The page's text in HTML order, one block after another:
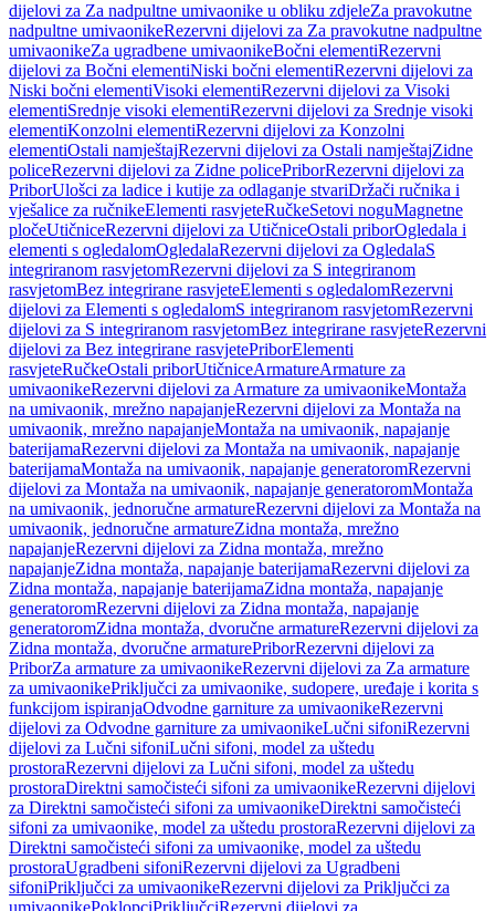
dijelovi za Za nadpultne umivaonike u obliku zdjeleZa pravokutne
nadpultne umivaonikeRezervni dijelovi za Za pravokutne nadpultne
umivaonikeZa ugradbene umivaonikeBočni elementiRezervni
dijelovi za Bočni elementiNiski bočni elementiRezervni dijelovi za
Niski bočni elementiVisoki elementiRezervni dijelovi za Visoki
elementiSrednje visoki elementiRezervni dijelovi za Srednje visoki
elementiKonzolni elementiRezervni dijelovi za Konzolni
elementiOstali namještajRezervni dijelovi za Ostali namještajZidne
policeRezervni dijelovi za Zidne policePriborRezervni dijelovi za
PriborUlošci za ladice i kutije za odlaganje stvariDržači ručnika i
vješalice za ručnikeElementi rasvjeteRučkeSetovi noguMagnetne
pločeUtičniceRezervni dijelovi za UtičniceOstali priborOgledala i
elementi s ogledalomOgledalaRezervni dijelovi za OgledalaS
integriranom rasvjetomRezervni dijelovi za S integriranom
rasvjetomBez integrirane rasvjeteElementi s ogledalomRezervni
dijelovi za Elementi s ogledalomS integriranom rasvjetomRezervni
dijelovi za S integriranom rasvjetomBez integrirane rasvjeteRezervni
dijelovi za Bez integrirane rasvjetePriborElementi
rasvjeteRučkeOstali priborUtičniceArmatureArmature za
umivaonikeRezervni dijelovi za Armature za umivaonikeMontaža
na umivaonik, mrežno napajanjeRezervni dijelovi za Montaža na
umivaonik, mrežno napajanjeMontaža na umivaonik, napajanje
baterijamaRezervni dijelovi za Montaža na umivaonik, napajanje
baterijamaMontaža na umivaonik, napajanje generatoromRezervni
dijelovi za Montaža na umivaonik, napajanje generatoromMontaža
na umivaonik, jednoručne armatureRezervni dijelovi za Montaža na
umivaonik, jednoručne armatureZidna montaža, mrežno
napajanjeRezervni dijelovi za Zidna montaža, mrežno
napajanjeZidna montaža, napajanje baterijamaRezervni dijelovi za
Zidna montaža, napajanje baterijamaZidna montaža, napajanje
generatoromRezervni dijelovi za Zidna montaža, napajanje
generatoromZidna montaža, dvoručne armatureRezervni dijelovi za
Zidna montaža, dvoručne armaturePriborRezervni dijelovi za
PriborZa armature za umivaonikeRezervni dijelovi za Za armature
za umivaonikePriključci za umivaonike, sudopere, uređaje i korita s
funkcijom ispiranjaOdvodne garniture za umivaonikeRezervni
dijelovi za Odvodne garniture za umivaonikeLučni sifoniRezervni
dijelovi za Lučni sifoniLučni sifoni, model za uštedu
prostoraRezervni dijelovi za Lučni sifoni, model za uštedu
prostoraDirektni samočisteći sifoni za umivaonikeRezervni dijelovi
za Direktni samočisteći sifoni za umivaonikeDirektni samočisteći
sifoni za umivaonike, model za uštedu prostoraRezervni dijelovi za
Direktni samočisteći sifoni za umivaonike, model za uštedu
prostoraUgradbeni sifoniRezervni dijelovi za Ugradbeni
sifoniPriključci za umivaonikeRezervni dijelovi za Priključci za
umivaonikePoklopciPriključciRezervni dijelovi za